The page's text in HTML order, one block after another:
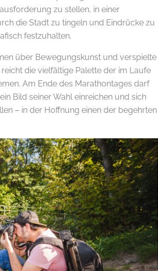
zu stellen, in einer
die Stadt zu tingeln und Eindrücke zu
festzuhalten.
über Bewegungskunst und verspielte
die vielfältige Palette der im Laufe
Am Ende des Marathontages darf
Bild seiner Wahl einreichen und sich
– in der Hoffnung einen der begehrten